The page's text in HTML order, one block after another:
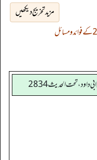
مزید تخریج دیکھیں
، تحت الحديث 2834